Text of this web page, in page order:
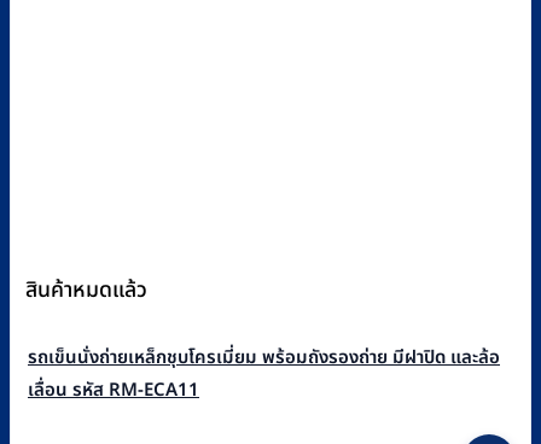
สินค้าหมดแล้ว
รถเข็นนั่งถ่ายเหล็กชุบโครเมี่ยม พร้อมถังรองถ่าย มีฝาปิด และล้อ
เลื่อน รหัส RM-ECA11